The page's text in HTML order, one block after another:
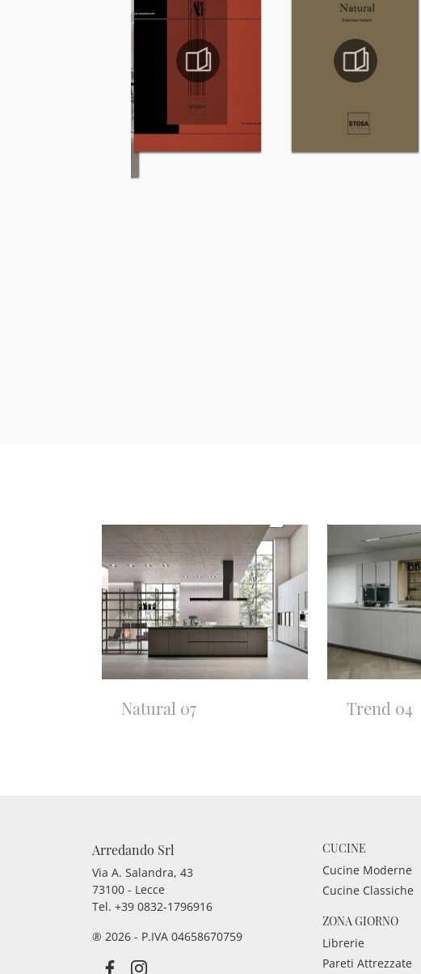
Natural 07 Trend 04
Arredando Srl
Via A. Salandra, 43
73100 - Lecce
Tel. +39 0832-1796916
® 2026 - P.IVA 04658670759
CUCINE
Cucine Moderne
Cucine Classiche
ZONA GIORNO
Librerie
Pareti Attrezzate